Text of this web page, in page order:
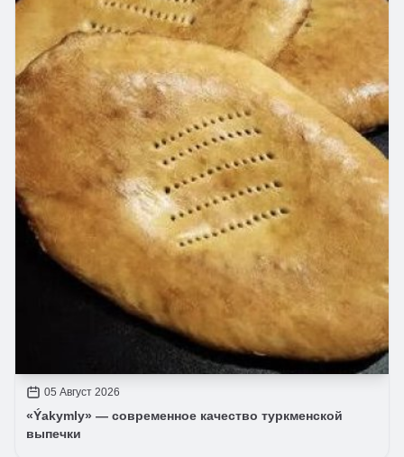
05 Август 2026
«Ýakymly» — современное качество туркменской
выпечки